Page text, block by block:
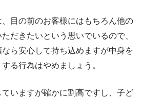
目の前のお客様にはもちろん他の
だきたいという思いでいるので、
ら安心して持ち込めますが中身を
る行為はやめましょう。
いますが確かに割高ですし、子ど